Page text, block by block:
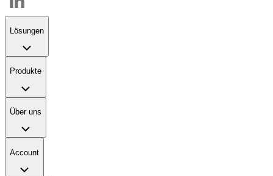
Lösungen
Produkte
Über uns
Account